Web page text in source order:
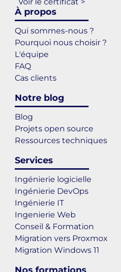
À propos
Qui sommes-nous ?
Pourquoi nous choisir ?
L'équipe
FAQ
Cas clients
Notre blog
Blog
Projets open source
Ressources techniques
Services
Ingénierie logicielle
Ingénierie DevOps
Ingénierie IT
Ingenierie Web
Conseil & Formation
Migration vers Proxmox
Migration Windows 11